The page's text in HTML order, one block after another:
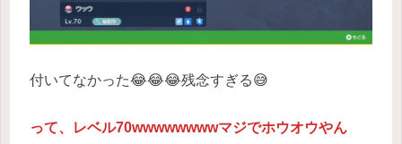
付いてなかった😂😂😂残念すぎる😅
って、レベル70wwwwwwwwマジでホウオウやん